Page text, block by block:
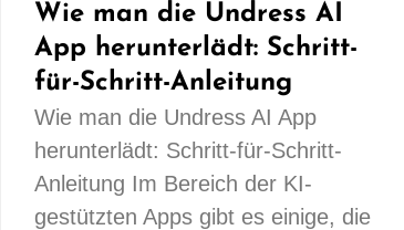
Wie man die Undress AI
App herunterlädt: Schritt-
für-Schritt-Anleitung
Wie man die Undress AI App
herunterlädt: Schritt-für-Schritt-
Anleitung Im Bereich der KI-
gestützten Apps gibt es einige, die